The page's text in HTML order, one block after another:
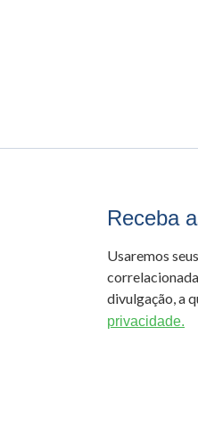
Receba
Usaremos
divulgação, a
privacidade.